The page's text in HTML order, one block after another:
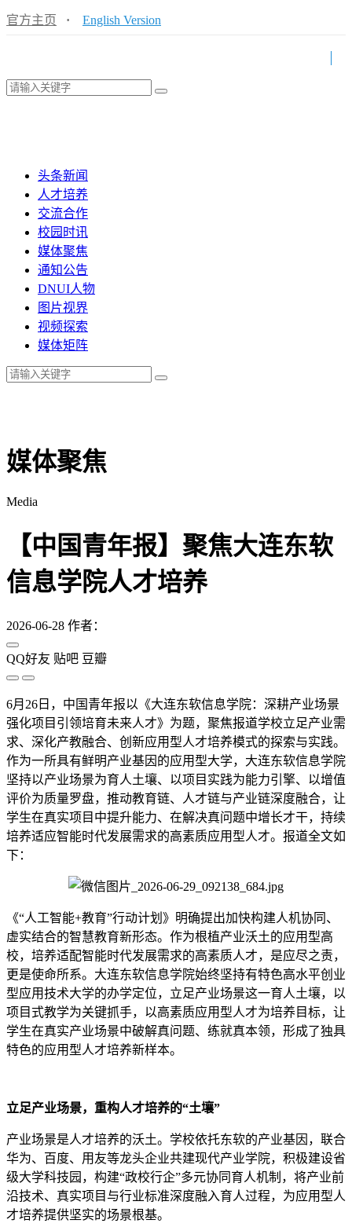
官方主页 · English Version
头条新闻
人才培养
交流合作
校园时讯
媒体聚焦
通知公告
DNUI人物
图片视界
视频探索
媒体矩阵
媒体聚焦
Media
【中国青年报】聚焦大连东软
信息学院人才培养
2026-06-28 作者：
QQ好友 贴吧 豆瓣
6月26日，中国青年报以《大连东软信息学院：深耕产业场景
强化项目引领培育未来人才》为题，聚焦报道学校立足产业需
求、深化产教融合、创新应用型人才培养模式的探索与实践。
作为一所具有鲜明产业基因的应用型大学，大连东软信息学院
坚持以产业场景为育人土壤、以项目实践为能力引擎、以增值
评价为质量罗盘，推动教育链、人才链与产业链深度融合，让
学生在真实项目中提升能力、在解决真问题中增长才干，持续
培养适应智能时代发展需求的高素质应用型人才。报道全文如
下：
《“人工智能+教育”行动计划》明确提出加快构建人机协同、
虚实结合的智慧教育新形态。作为根植产业沃土的应用型高
校，培养适配智能时代发展需求的高素质人才，是应尽之责，
更是使命所系。大连东软信息学院始终坚持有特色高水平创业
型应用技术大学的办学定位，立足产业场景这一育人土壤，以
项目式教学为关键抓手，以高素质应用型人才为培养目标，让
学生在真实产业场景中破解真问题、练就真本领，形成了独具
特色的应用型人才培养新样本。
立足产业场景，重构人才培养的“土壤”
产业场景是人才培养的沃土。学校依托东软的产业基因，联合
华为、百度、用友等龙头企业共建现代产业学院，积极建设省
级大学科技园，构建“政校行企”多元协同育人机制，将产业前
沿技术、真实项目与行业标准深度融入育人过程，为应用型人
才培养提供坚实的场景根基。